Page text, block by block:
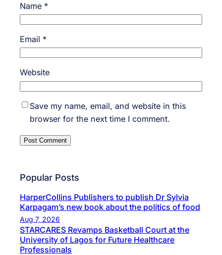
Name *
Email *
Website
Save my name, email, and website in this
browser for the next time I comment.
Popular Posts
HarperCollins Publishers to publish Dr Sylvia
Karpagam’s new book about the politics of food
Aug 7, 2026
STARCARES Revamps Basketball Court at the
University of Lagos for Future Healthcare
Professionals